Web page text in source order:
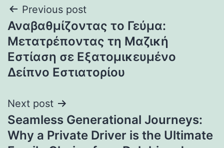
Post
navigation
Previous post
Αναβαθμίζοντας το Γεύμα:
Μετατρέποντας τη Μαζική
Εστίαση σε Εξατομικευμένο
Δείπνο Εστιατορίου
Next post
Seamless Generational Journeys:
Why a Private Driver is the Ultimate